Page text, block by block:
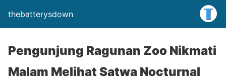
thebatterysdown
Pengunjung Ragunan Zoo Nikmati
Malam Melihat Satwa Nocturnal